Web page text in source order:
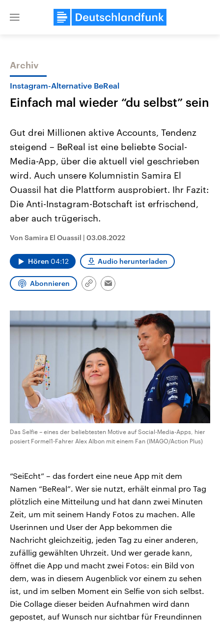
Close
Themen
Landtagswahl Sachsen-Anhalt
2026
Alle Informationen
Sachsen-Anhalt wählt am 6.
September 2026 einen neuen
Landtag. Seit 2021 wird das
Bundesland von einer Koalition aus
Umfragen, Prognosen,
Wahlprogramme, aktuelle Berichte
und Kandidaten der anstehenden
Wahl.
USA
Aktuelle Beiträge,
Hintergründe
Wirtschaftlich und
gehören die Vereinigten
den mächtigsten Ländern
Archiv
Instagram-Alternative BeReal
Einfach mal wieder “du selbst” sein
Gut drei Millionen aktive Accounts, Tendenz
steigend – BeReal ist eine beliebte Social-
Media-App, über die aktuell viel geschrieben
wird. Auch unsere Kolumnistin Samira El
Ouassil hat die Plattform ausprobiert. Ihr Fazit:
Die Anti-Instagram-Botschaft ist erfrischend,
aber auch trügerisch.
Von Samira El Ouassil | 03.08.2022
Hören 04:12 Audio herunterladen
Abonnieren
Link
Email
Das Selfie – eines der beliebtesten Motive auf Social-Media-Apps, hier
posiert Formel1-Fahrer Alex Albon mit einem Fan (IMAGO/Action Plus)
“SeiEcht” – das fordert eine neue App mit dem
Namen “BeReal”. Wer sie nutzt, erhält einmal pro Tag
plötzlich eine Mitteilung und hat dann zwei Minuten
Zeit, um mit seinem Handy Fotos zu machen. Alle
Userinnen und User der App bekommen die
Nachricht gleichzeitig, jeden Tag zu einer anderen,
zufällig gewählten Uhrzeit. Und wer gerade kann,
öffnet die App und macht zwei Fotos: ein Bild von
dem, was in diesem Augenblick vor einem zu sehen
ist, und im selben Moment ein Selfie von sich selbst.
Die Collage dieser beiden Aufnahmen wird dann
gepostet, auf Wunsch nur sichtbar für Freundinnen